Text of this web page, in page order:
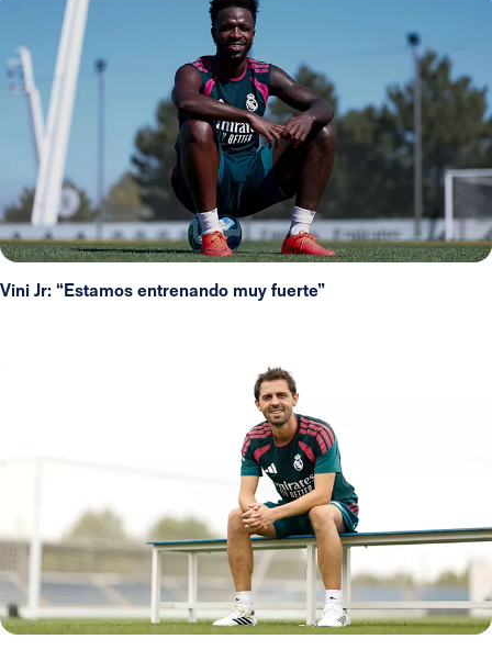
Vini Jr: “Estamos entrenando muy fuerte”